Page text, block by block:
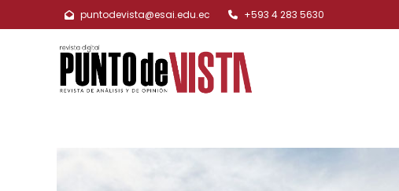
puntodevista@esai.edu.ec +593 4 283 5630